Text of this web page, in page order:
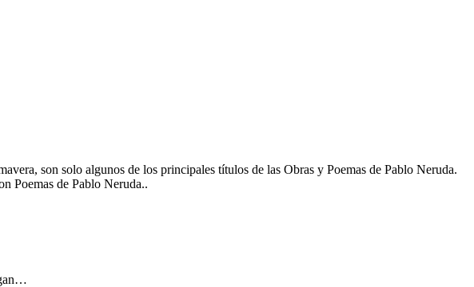
son solo algunos de los principales títulos de las Obras y Poemas de Pablo Neruda.
Poemas de Pablo Neruda..